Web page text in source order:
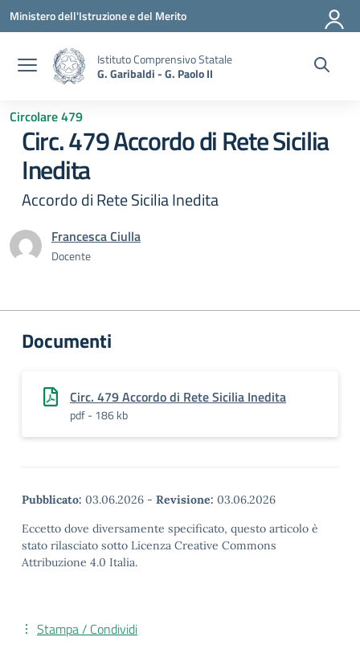
Vai ai contenuti
Vai al menu di navigazione
Vai al footer
Ministero dell'Istruzione e del Merito
Istituto Comprensivo Statale
G. Garibaldi - G. Paolo II
Circolare 479
Circ. 479 Accordo di Rete Sicilia
Inedita
Accordo di Rete Sicilia Inedita
Francesca Ciulla
Docente
Documenti
Circ. 479 Accordo di Rete Sicilia Inedita
pdf - 186 kb
Pubblicato: 03.06.2026 - Revisione: 03.06.2026
Eccetto dove diversamente specificato, questo articolo è
stato rilasciato sotto Licenza Creative Commons
Attribuzione 4.0 Italia.
Stampa / Condividi